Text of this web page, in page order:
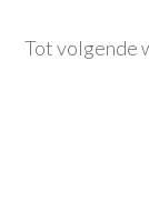
Tot volgende